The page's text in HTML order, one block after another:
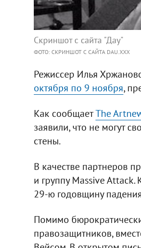
Скриншот с сайта "Дау"
ФОТО: СКРИНШОТ С САЙТА DAU.XXX
Режиссер Илья
октября по 9 ноября,
Как сообщаетThe
заявили, что не могут
стены.
В качестве партнеров
и группу Massive
29-ю годовщину
Помимо
правозащитников,